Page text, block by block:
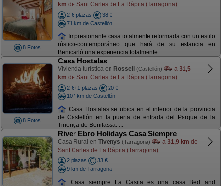
8 Fotos
km de Sant Carles de La Ràpita (Tarragona)
2-6 plazas
38 €
71 km de Castellón
Impresionante casa totalmente reformada con un estilo
rústico-contemporáneo que hará de su estancia en
Benicarló una experiencia totalmente ...
8 Fotos
Casa Hostalas
Vivienda turística en Rossell (Castellón) a 31,5
km de Sant Carles de La Ràpita (Tarragona)
2-6+1 plazas
20 €
107 km de Castellón
Casa Hostalas se ubica en el interior de la provincia
de Castellón en la puerta de entrada del Parque de la
Tinença de Benifassa. ...
River Ebro Holidays Casa Siempre
Casa Rural en Tivenys (Tarragona) a 31,9 km de
Sant Carles de La Ràpita (Tarragona)
2 plazas
33 €
9 km de Tarragona
Casa siempre La Casita es una casa Bed and